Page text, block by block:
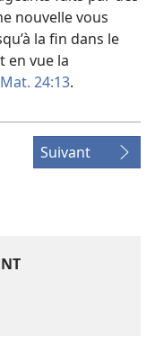
nouvelle vous
la fin dans le
en vue la
Mat. 24:13.
Suivant